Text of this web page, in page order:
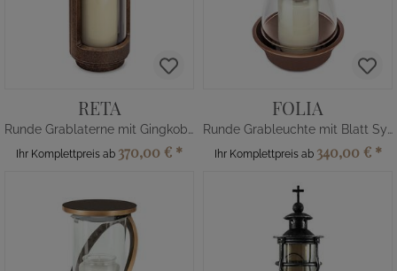
RETA
Runde Grablaterne mit Gingkoblatt
Ihr Komplettpreis ab 370,00 € *
FOLIA
Runde Grableuchte mit Blatt Symbol
Ihr Komplettpreis ab 340,00 € *